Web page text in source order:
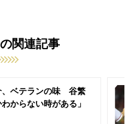
関連記事
、ベテランの味 谷繁
からない時がある」